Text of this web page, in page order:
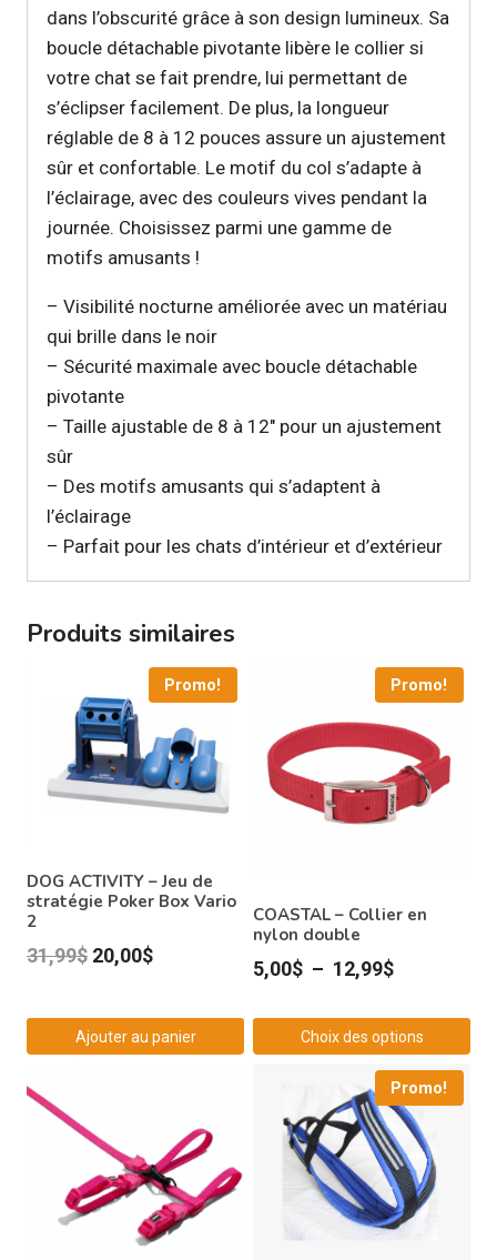
dans l’obscurité grâce à son design lumineux. Sa
boucle détachable pivotante libère le collier si
votre chat se fait prendre, lui permettant de
s’éclipser facilement. De plus, la longueur
réglable de 8 à 12 pouces assure un ajustement
sûr et confortable. Le motif du col s’adapte à
l’éclairage, avec des couleurs vives pendant la
journée. Choisissez parmi une gamme de
motifs amusants !
– Visibilité nocturne améliorée avec un matériau
qui brille dans le noir
– Sécurité maximale avec boucle détachable
pivotante
– Taille ajustable de 8 à 12″ pour un ajustement
sûr
– Des motifs amusants qui s’adaptent à
l’éclairage
– Parfait pour les chats d’intérieur et d’extérieur
Produits similaires
Promo!
DOG ACTIVITY – Jeu de
stratégie Poker Box Vario
2
31,99$ Le
initial
était :
20,00$Le
actuel
est :
Ajouter au panier
Promo!
COASTAL – Collier en
nylon double
5,00$ – 12,99$Plage
prix :
5,00$
à
12,99$
Choix des options
plusieurs
variations.
Promo!